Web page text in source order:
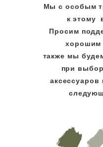
Мы с особым
к этому
Просим
хорошим
также мы
при